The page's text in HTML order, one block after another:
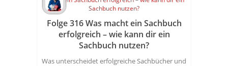
Folge 316 Was macht ein Sachbuch
erfolgreich – wie kann dir ein
Sachbuch nutzen?
Was unterscheidet erfolgreiche Sachbücher und